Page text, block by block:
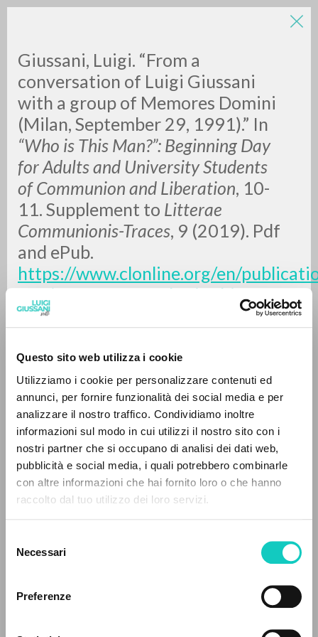
Questo sito web utilizza i cookie
Utilizziamo i cookie per personalizzare contenuti ed
annunci, per fornire funzionalità dei social media e per
analizzare il nostro traffico. Condividiamo inoltre
informazioni sul modo in cui utilizzi il nostro sito con i
nostri partner che si occupano di analisi dei dati web,
pubblicità e social media, i quali potrebbero combinarle
con altre informazioni che hai fornito loro o che hanno
raccolto dal tuo utilizzo dei loro servizi.
delNecessari
Preferenze
Giussani, Luigi. “From a
conversation of Luigi Giussani
with a group of Memores Domini
(Milan, September 29, 1991).” In
“Who is This Man?”: Beginning Day
for Adults and University Students
of Communion and Liberation, 10-
11. Supplement to Litterae
Communionis-Traces, 9 (2019). Pdf
and ePub.
https://www.clonline.org/en/
one/2019-10-14-who-is-this-
man
LUIGI
GIUSSANI
scritti
0DOCUMENTI TROVATI
RISULTATI SUCCESSIVI